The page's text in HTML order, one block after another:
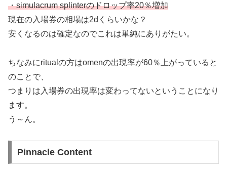
・simulacrum splinterのドロップ率20％増加
現在の入場券の相場は2dくらいかな？
安くなるのは確定なのでこれは単純にありがたい。
ちなみにritualの方はomenの出現率が60％上がっていると
のことで、
つまりは入場券の出現率は変わってないということになり
ます。
う～ん。
Pinnacle Content